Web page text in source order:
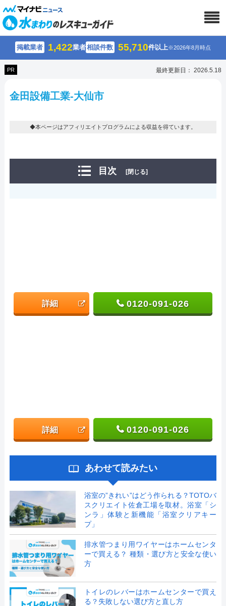
掲載業者 1,422業者相談件数 55,710件以上※2026年8月時点
PR 最終更新日： 2026.5.18
金田設備工業-大仙市
◆本ページはアフィリエイトプログラムによる収益を得ています。
目次 [閉じる]
詳細 0120-091-026
詳細 0120-091-026
あわせて読みたい
浴室の”きれい”はどう作られる？TOTOバ
スクリエイト佐倉工場を取材。浴室「シ
ンラ」体験と新機能「浴室クリアキー
プ」
排水管つまり用ワイヤーはホームセンタ
ーで買える？ 種類・選び方と安全な使い
方
トイレのレバーはホームセンターで買え
る？失敗しない選び方と直し方